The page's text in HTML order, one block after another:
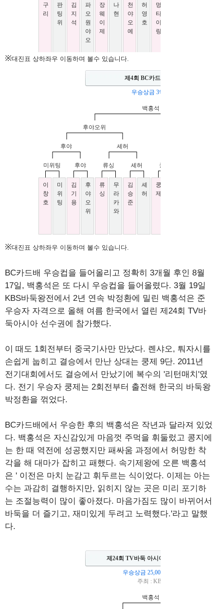
※대진표 상하좌우 이동하며 볼수 있습니다.
※대진표 상하좌우 이동하며 볼수 있습니다.
BC카드배 우승컵을 들어올리고 정확히 3개월 후인 8월
17일, 백홍석은 또 다시 우승컵을 들어올렸다. 3월 19일
KBS바둑왕전에서 2년 연속 박정환에 밀린 백홍석은 준
우승자 자격으로 올해 여름 한국에서 열린 제24회 TV바
둑아시아 선수권에 참가했다.
이 때도 1회전부터 중국기사만 만났다. 롄샤오, 퉈자시를
손쉽게 눕히고 결승에서 만난 상대는 쿵제 9단. 2011년
전기대회에서도 결승에서 만났기에 복수의 '리턴매치'였
다. 전기 우승자 쿵제는 2회전부터 출전해 한국의 바둑왕
박정환을 꺾었다.
BC카드배에서 우승한 후의 백홍석은 작년과 달라져 있었
다. 백홍석은 자신감있게 마음껏 주먹을 휘둘렀고 콩지에
는 한 때 역전에 성공했지만 패싸움 과정에서 허망한 착
각을 해 대마가 잡히고 패했다. 속기제왕에 오른 백홍석
은 ' 이전은 마치 눈감고 휘두르는 식이었다. 이제는 아는
수는 과감히 결행하지만, 읽히지 않는 곳은 미리 포기하
는 조절능력이 많이 좋아졌다. 마음가짐도 많이 바뀌어서
바둑을 더 즐기고, 재미있게 두려고 노력했다.'라고 말했
다.